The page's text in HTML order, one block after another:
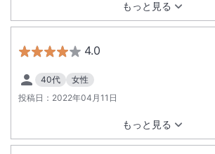
もっと見る
4.0
40代
女性
投稿日： 2022年04月11日
もっと見る